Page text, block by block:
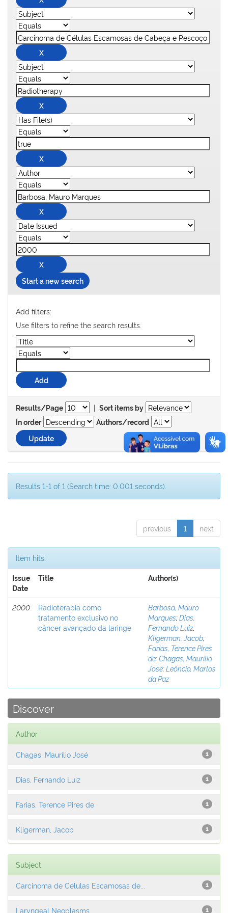
Start a new search
Add filters:
Use filters to refine the search results.
Results/Page | Sort items by
In order
Authors/record
Results 1-1 of 1 (Search time: 0.001 seconds).
previous 1 next
Item hits:
Issue
Date
Title Author(s)
2000
Radioterapia como
tratamento exclusivo no
câncer avançado da laringe
Barbosa, Mauro
Marques;Dias,
Fernando Luiz;
Kligerman, Jacob;
Farias, Terence Pires
de;Chagas, Maurílio
José;Leôncio, Marlos
da Paz
Discover
Author
1
Chagas, Maurílio José
1
Dias, Fernando Luiz
1
Farias, Terence Pires de
1
Kligerman, Jacob
Subject
1
Carcinoma de Células Escamosas de...
1
Laryngeal Neoplasms